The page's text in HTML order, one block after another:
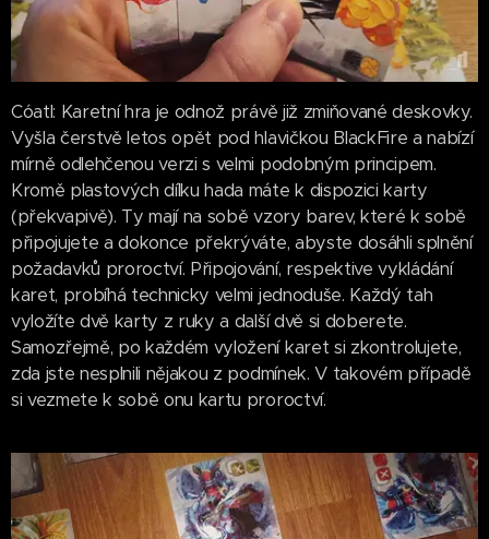
Cóatl: Karetní hra je odnož právě již zmiňované deskovky.
Vyšla čerstvě letos opět pod hlavičkou BlackFire a nabízí
mírně odlehčenou verzi s velmi podobným principem.
Kromě plastových dílku hada máte k dispozici karty
(překvapivě). Ty mají na sobě vzory barev, které k sobě
připojujete a dokonce překrýváte, abyste dosáhli splnění
požadavků proroctví. Připojování, respektive vykládání
karet, probíhá technicky velmi jednoduše. Každý tah
vyložíte dvě karty z ruky a další dvě si doberete.
Samozřejmě, po každém vyložení karet si zkontrolujete,
zda jste nesplnili nějakou z podmínek. V takovém případě
si vezmete k sobě onu kartu proroctví.